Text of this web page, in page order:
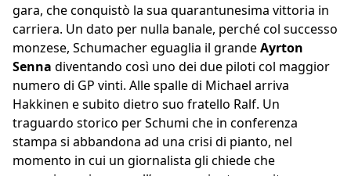
gara, che conquistò la sua quarantunesima vittoria in
carriera. Un dato per nulla banale, perché col successo
monzese, Schumacher eguaglia il grandeAyrton
Senna diventando così uno dei due piloti col maggior
numero di GP vinti. Alle spalle di Michael arriva
Hakkinen e subito dietro suo fratello Ralf. Un
traguardo storico per Schumi che in conferenza
stampa si abbandona ad una crisi di pianto, nel
momento in cui un giornalista gli chiede che